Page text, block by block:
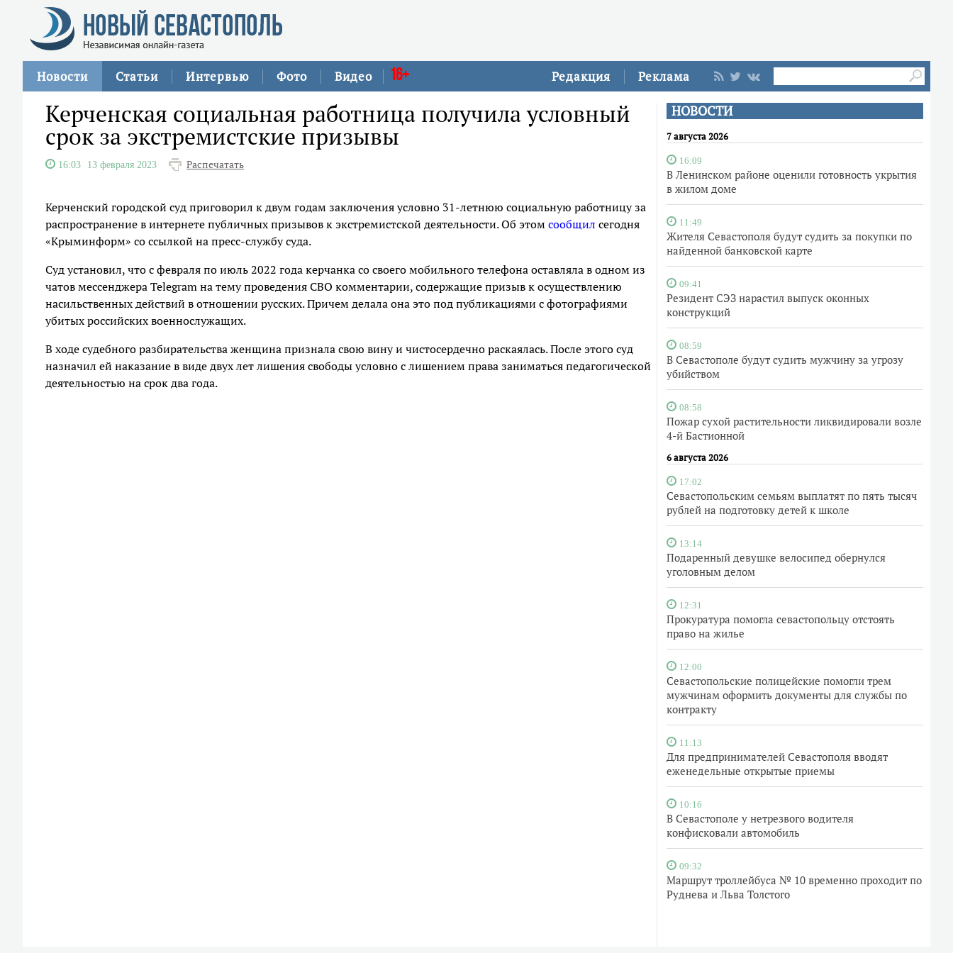
Редакция Реклама
Новости Статьи Интервью Фото Видео 16+
НОВОСТИ
7 августа 2026
16:09
В Ленинском районе оценили готовность укрытия
в жилом доме
11:49
Жителя Севастополя будут судить за покупки по
найденной банковской карте
09:41
Резидент СЭЗ нарастил выпуск оконных
конструкций
08:59
В Севастополе будут судить мужчину за угрозу
убийством
08:58
Пожар сухой растительности ликвидировали возле
4-й Бастионной
6 августа 2026
17:02
Севастопольским семьям выплатят по пять тысяч
рублей на подготовку детей к школе
13:14
Подаренный девушке велосипед обернулся
уголовным делом
12:31
Прокуратура помогла севастопольцу отстоять
право на жилье
12:00
Севастопольские полицейские помогли трем
мужчинам оформить документы для службы по
контракту
11:13
Для предпринимателей Севастополя вводят
еженедельные открытые приемы
10:16
В Севастополе у нетрезвого водителя
конфисковали автомобиль
09:32
Маршрут троллейбуса № 10 временно проходит по
Руднева и Льва Толстого
Керченская социальная работница получила условный
срок за экстремистские призывы
16:03 13 февраля 2023 Распечатать
Керченский городской суд приговорил к двум годам заключения условно 31-летнюю социальную работницу за
распространение в интернете публичных призывов к экстремистской деятельности. Об этомсообщил сегодня
«Крыминформ» со ссылкой на пресс-службу суда.
Суд установил, что с февраля по июль 2022 года керчанка со своего мобильного телефона оставляла в одном из
чатов мессенджера Telegram на тему проведения СВО комментарии, содержащие призыв к осуществлению
насильственных действий в отношении русских. Причем делала она это под публикациями с фотографиями
убитых российских военнослужащих.
В ходе судебного разбирательства женщина признала свою вину и чистосердечно раскаялась. После этого суд
назначил ей наказание в виде двух лет лишения свободы условно с лишением права заниматься педагогической
деятельностью на срок два года.